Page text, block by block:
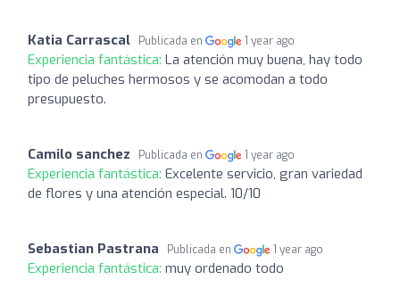
Katia Carrascal Publicada en 1 year ago
Experiencia fantástica: La atención muy buena, hay todo
tipo de peluches hermosos y se acomodan a todo
presupuesto.
Camilo sanchez Publicada en 1 year ago
Experiencia fantástica: Excelente servicio, gran variedad
de flores y una atención especial. 10/10
Sebastian Pastrana Publicada en 1 year ago
Experiencia fantástica: muy ordenado todo